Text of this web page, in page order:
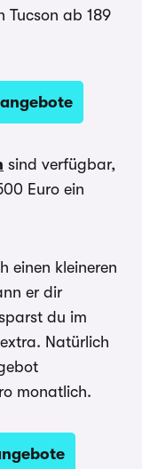
Tucson ab 189
sind verfügbar,
Euro ein
einen kleineren
er dir
du im
Natürlich
monatlich.